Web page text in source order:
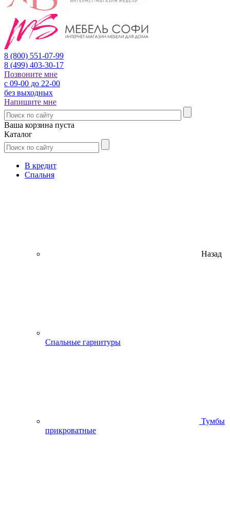
8 (800) 551-07-99
8 (499) 403-30-17
Позвоните мне
с 09-00 до 22-00
без выходных
Напишите мне
Ваша корзина пуста
Каталог
В кредит
Спальня
Назад
Спальные гарнитуры
Тумбы
прикроватные